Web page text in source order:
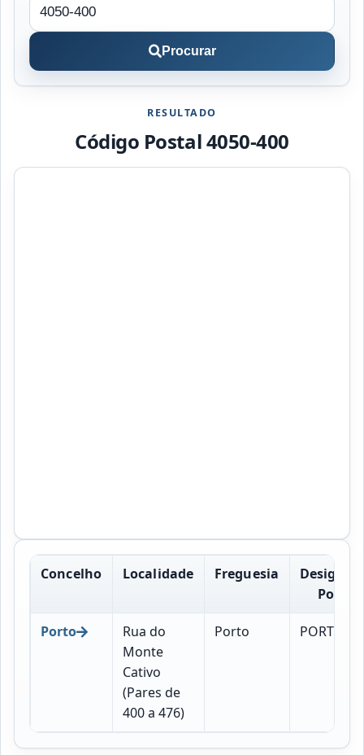
Procurar
RESULTADO
Código Postal 4050-400
Concelho Localidade Freguesia
Postal
Porto
Rua do
Monte
Cativo
(Pares de
400 a 476)
Porto PORTO